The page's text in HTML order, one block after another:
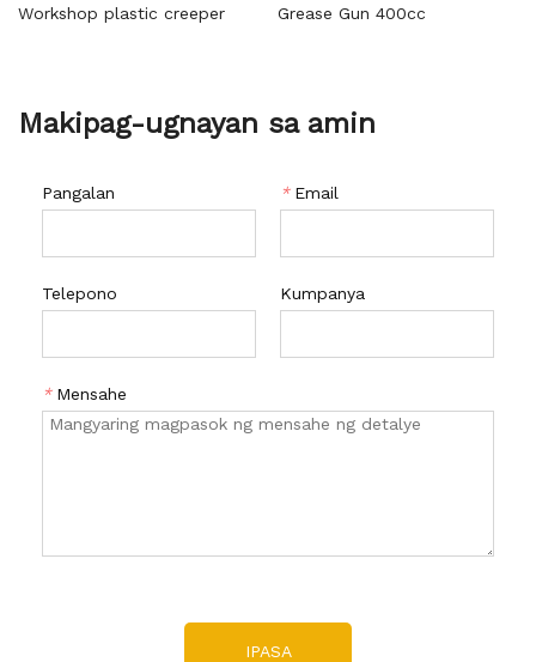
Workshop plastic creeper Grease Gun 400cc
Makipag-ugnayan sa amin
Pangalan * Email
Telepono Kumpanya
* Mensahe
IPASA